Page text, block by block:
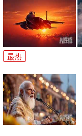
最热